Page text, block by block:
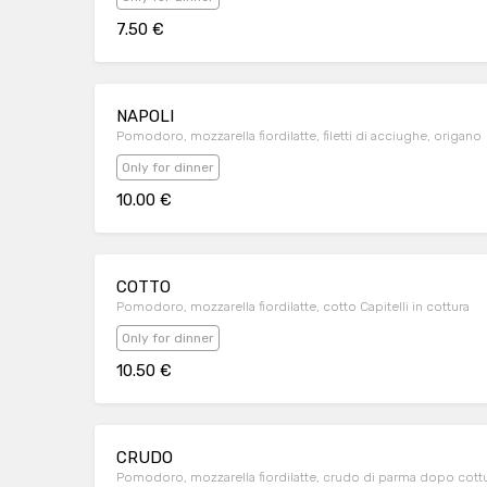
7.50 €
NAPOLI
Pomodoro, mozzarella fiordilatte, filetti di acciughe, origano
Only for dinner
10.00 €
COTTO
Pomodoro, mozzarella fiordilatte, cotto Capitelli in cottura
Only for dinner
10.50 €
CRUDO
Pomodoro, mozzarella fiordilatte, crudo di parma dopo